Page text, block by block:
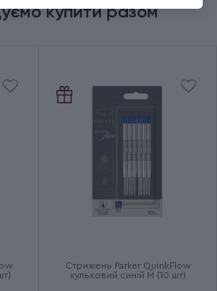
Червоний
Ручка використовує кулькові
та гелеві стрижні
SONNET Intense Red GT
купити разом
Стрижень Parker QuinkFlow
кульковий синій M (10 шт)